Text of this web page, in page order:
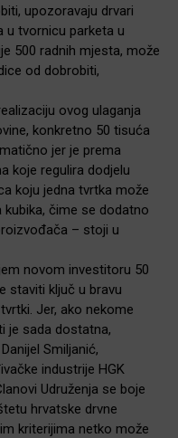
upozoravaju drvari
u tvornicu parketa u
500 radnih mjesta, može
od dobrobiti,
ovog ulaganja
konkretno 50 tisuća
jer je prema
koje regulira dodjelu
koju jedna tvrtka može
čime se dodatno
– stoji u
novom investitoru 50
staviti ključ u bravu
Jer, ako nekome
je sada dostatna,
Smiljanić,
industrije HGK
Udruženja se boje
hrvatske drvne
kriterijima netko može